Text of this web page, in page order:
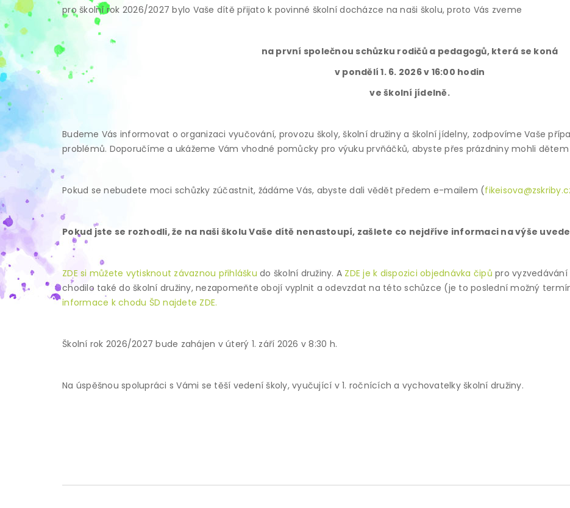
pro školní rok 2026/2027 bylo Vaše dítě přijato k povinné školní docházce na naši školu, proto Vás zveme
na první společnou schůzku rodičů a pedagogů, která se koná
v pondělí 1. 6. 2026 v 16:00 hodin
ve školní jídelně.
Budeme Vás informovat o organizaci vyučování, provozu školy, školní družiny a školní jídelny, zodpovíme Vaše
problémů. Doporučíme a ukážeme Vám vhodné pomůcky pro výuku prvňáčků, abyste přes prázdniny mohli
Pokud se nebudete moci schůzky zúčastnit, žádáme Vás, abyste dali vědět předem e-mailem (
Pokud jste se rozhodli, že na naši školu Vaše dítě nenastoupí, zašlete co nejdříve informaci na výše
ZDE si můžete vytisknout závaznou přihlášku do školní družiny. A ZDE je k dispozici objednávka čipů pro vyzvedávání
chodilo také do školní družiny, nezapomeňte obojí vyplnit a odevzdat na této schůzce (je to poslední možný
informace k chodu ŠD najdete ZDE.
Školní rok 2026/2027 bude zahájen v úterý 1. září 2026 v 8:30 h.
Na úspěšnou spolupráci s Vámi se těší vedení školy, vyučující v 1. ročnících a vychovatelky školní družiny.